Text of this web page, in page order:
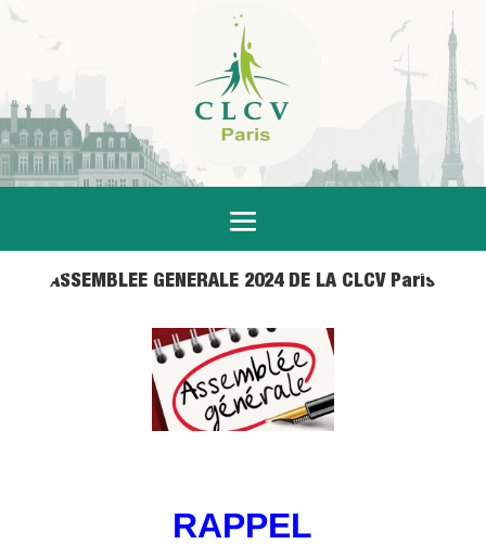
ASSEMBLÉE GÉNÉRALE 2024 DE LA CLCV Paris
RAPPEL